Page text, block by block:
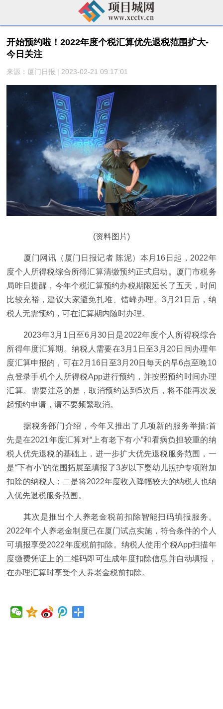
开始预约啦！2022年度个税汇算优先退税范围扩大-
今日关注
来源：厦门日报 | 2023-02-21 09:17:01
(资料图片)
厦门网讯（厦门日报记者 陈泥）本月16日起，2022年
度个人所得税综合所得汇算清缴预约正式启动。厦门市税务
局昨日提醒，今年个税汇算预约办税期限延长了五天，时间
比较充裕，建议大家避免扎堆、错峰办理。3月21日后，纳
税人无需预约，可在汇算期内随时办理。
2023年3月1日至6月30日是2022年度个人所得税综合
所得年度汇算期。纳税人需要在3月1日至3月20日间办理年
度汇算申报的，可在2月16日至3月20日每天的早6点至晚10
点登录手机个人所得税App进行预约，并按照预约时间办理
汇算。需要注意的是，取消预约达到5次后，将不能再次发
起预约申请，请不要频繁取消。
据税务部门介绍，今年又推出了几项新的服务举措:首
先是在2021年度汇算对“上有老下有小”和看病负担较重的纳
税人优先退税的基础上，进一步扩大优先退税服务范围，一
是“下有小”的范围拓展至填报了3岁以下婴幼儿照护专项附加
扣除的纳税人；二是将2022年度收入降幅较大的纳税人也纳
入优先退税服务范围。
其次是推出个人养老金税前扣除智能扫码填报服务。
2022年个人养老金制度已在厦门试点实施，符合条件的个人
可填报享受2022年度税前扣除。纳税人使用个税App扫描年
度缴费凭证上的二维码即可生成年度扣除信息并自动填报，
在办理汇算时享受个人养老金税前扣除。